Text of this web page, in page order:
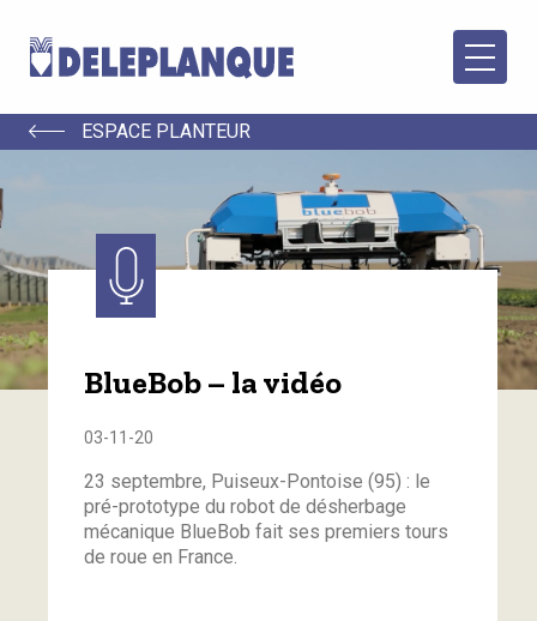
ESPACE PLANTEUR
BlueBob – la vidéo
03-11-20
23 septembre, Puiseux-Pontoise (95) : le
pré-prototype du robot de désherbage
mécanique BlueBob fait ses premiers tours
de roue en France.